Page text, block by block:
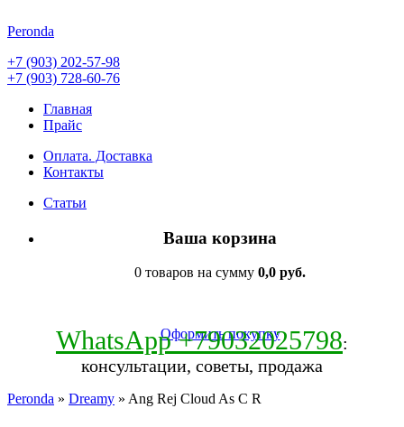
Peronda
+7 (903) 202-57-98
+7 (903) 728-60-76
Главная
Прайс
Оплата. Доставка
Контакты
Статьи
Ваша корзина
0 товаров на сумму 0,0 руб.
Оформить покупку
WhatsApp +79032025798:
консультации, советы, продажа
Peronda » Dreamy » Ang Rej Cloud As C R